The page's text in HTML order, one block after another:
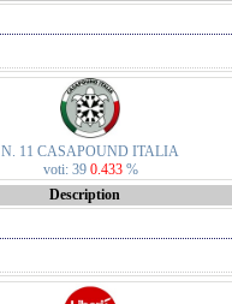
N. 11 CASAPOUND ITALIA
voti: 39 0.433 %
Description